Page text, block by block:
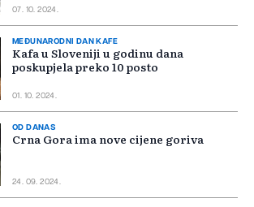
07. 10. 2024.
MEĐUNARODNI DAN KAFE
Kafa u Sloveniji u godinu dana
poskupjela preko 10 posto
01. 10. 2024.
OD DANAS
Crna Gora ima nove cijene goriva
24. 09. 2024.